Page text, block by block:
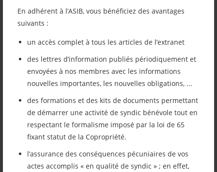
En adhérent à l’ASIB, vous bénéficiez des avantages
suivants :
un accès complet à tous les articles de l’extranet
des lettres d’information publiés périodiquement et
envoyées à nos membres avec les informations
nouvelles importantes, les nouvelles obligations, ...
des formations et des kits de documents permettant
de démarrer une activité de syndic bénévole tout en
respectant le formalisme imposé par la loi de 65
fixant statut de la Copropriété.
l’assurance des conséquences pécuniaires de vos
actes accomplis « en qualité de syndic » ; en effet,
Retour à la liste des articles
Imprimer cet article
Mettre cet article dans mes favoris
L’ordonnance n° 2015-1075 a été publiée le